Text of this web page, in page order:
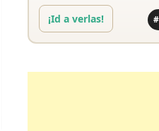
¡Id a verlas!